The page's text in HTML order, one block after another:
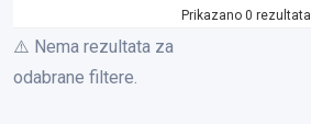
Prikazano 0 rezultata
⚠️ Nema rezultata za
odabrane filtere.